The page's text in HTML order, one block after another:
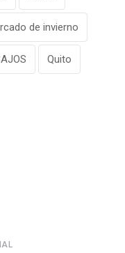
de invierno
Quito